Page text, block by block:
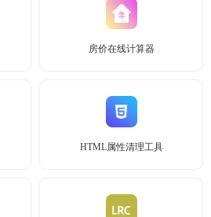
房价在线计算器
HTML属性清理工具